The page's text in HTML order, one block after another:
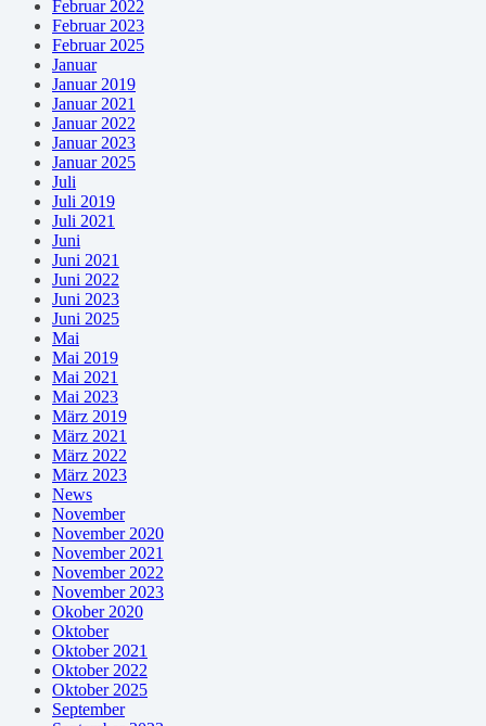
Februar 2022
Februar 2023
Februar 2025
Januar
Januar 2019
Januar 2021
Januar 2022
Januar 2023
Januar 2025
Juli
Juli 2019
Juli 2021
Juni
Juni 2021
Juni 2022
Juni 2023
Juni 2025
Mai
Mai 2019
Mai 2021
Mai 2023
März 2019
März 2021
März 2022
März 2023
News
November
November 2020
November 2021
November 2022
November 2023
Okober 2020
Oktober
Oktober 2021
Oktober 2022
Oktober 2025
September